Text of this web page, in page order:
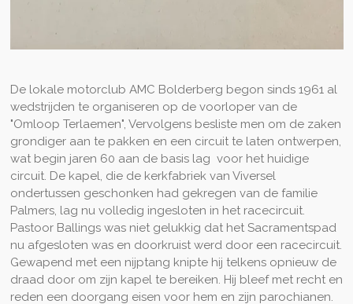
De lokale motorclub AMC Bolderberg begon sinds 1961 al
wedstrijden te organiseren op de voorloper van de
"Omloop Terlaemen", Vervolgens besliste men om de zaken
grondiger aan te pakken en een circuit te laten ontwerpen,
wat begin jaren 60 aan de basis lag voor het huidige
circuit. De kapel, die de kerkfabriek van Viversel
ondertussen geschonken had gekregen van de familie
Palmers, lag nu volledig ingesloten in het racecircuit.
Pastoor Ballings was niet gelukkig dat het Sacramentspad
nu afgesloten was en doorkruist werd door een racecircuit.
Gewapend met een nijptang knipte hij telkens opnieuw de
draad door om zijn kapel te bereiken. Hij bleef met recht en
reden een doorgang eisen voor hem en zijn parochianen.